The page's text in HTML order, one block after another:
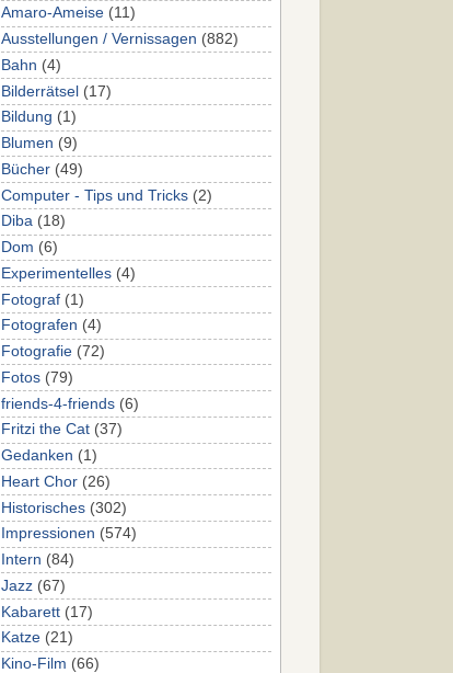
Amaro-Ameise (11)
Ausstellungen / Vernissagen (882)
Bahn (4)
Bilderrätsel (17)
Bildung (1)
Blumen (9)
Bücher (49)
Computer - Tips und Tricks (2)
Diba (18)
Dom (6)
Experimentelles (4)
Fotograf (1)
Fotografen (4)
Fotografie (72)
Fotos (79)
friends-4-friends (6)
Fritzi the Cat (37)
Gedanken (1)
Heart Chor (26)
Historisches (302)
Impressionen (574)
Intern (84)
Jazz (67)
Kabarett (17)
Katze (21)
Kino-Film (66)